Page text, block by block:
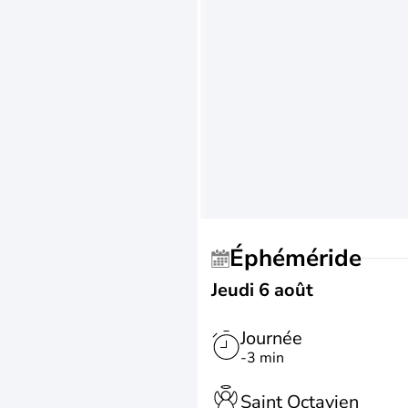
Éphéméride
Jeudi 6 août
Journée
-3 min
Saint Octavien